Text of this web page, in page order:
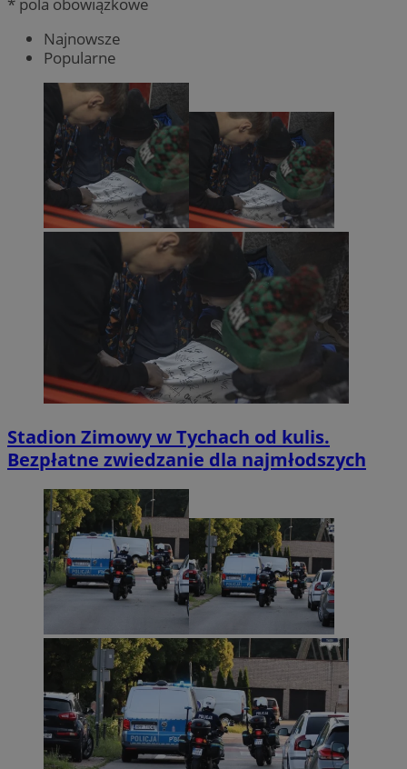
Najnowsze
Popularne
Stadion Zimowy w Tychach od kulis.
Bezpłatne zwiedzanie dla najmłodszych